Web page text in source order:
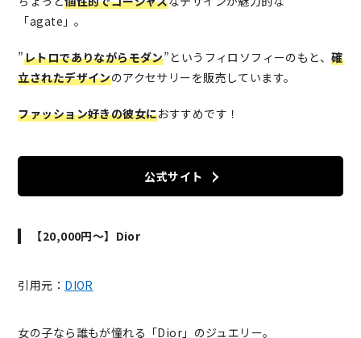
「agate」。
”レトロでありながらモダン”というフィロソフィーのもと、確
立されたデザインのアクセサリーを販売しています。
ファッション好きの彼女におすすめです！
公式サイト
【20,000円～】Dior
引用元： DIOR
女の子なら誰もが憧れる「Dior」のジュエリー。